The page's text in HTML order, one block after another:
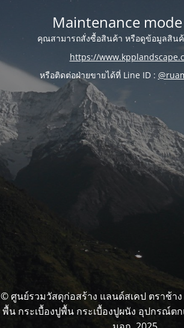
Maintenance
คุณสามารถสั่งซื้อสินค้า หรือดูข้อมูลสินค้
https://
หรือติดต่อฝ่ายขายได้ที่ Line ID :
© ศูนย์รวมวัสดุก่อสร้าง แลนด์สเคป ตราช้า
พื้น กระเบื้องปูพื้น กระเบื้องปูผนัง อุปกรณ์ต